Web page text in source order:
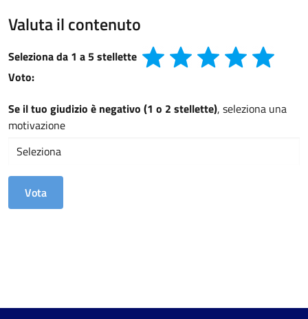
Valuta il contenuto
Seleziona da 1 a 5 stellette
Voto:
Se il tuo giudizio è negativo (1 o 2 stellette), seleziona una
motivazione